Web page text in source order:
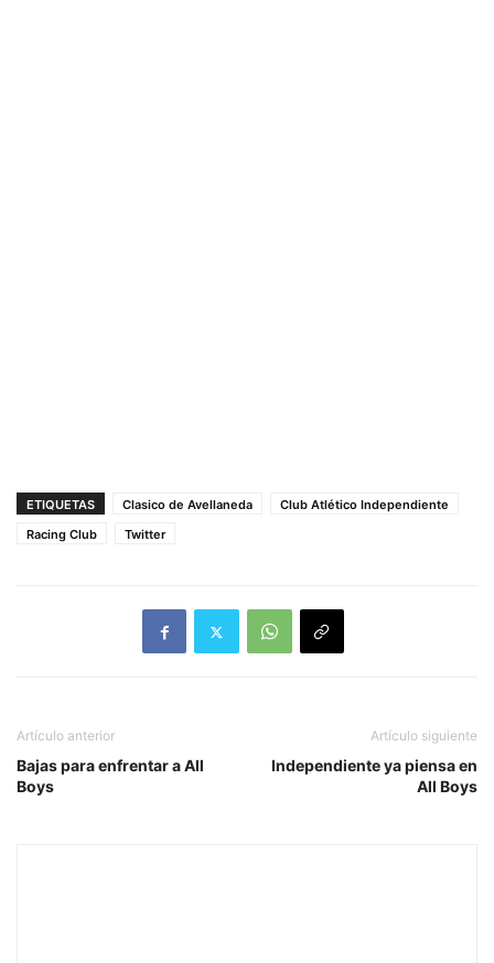
ETIQUETAS Clasico de Avellaneda
Club Atlético Independiente
Racing Club
Twitter
Artículo anterior
Bajas para enfrentar a All
Boys
Artículo siguiente
Independiente ya piensa en
All Boys